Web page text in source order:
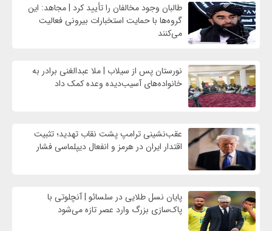
طالبان وجود مخالفان را تأیید کرد | مجاهد: این
گروه‌ها با حمایت استخبارات بیرونی فعالیت
می‌کنند
نورستان پس از سیلاب | ملا عبدالغنی برادر به
خانواده‌های آسیب‌دیده وعده کمک داد
عقب‌نشینی ترامپ پشت نقاب تهدید؛ تثبیت
اقتدار ایران در هرمز و انفعال دیپلماسی فشار
پایان نسل طلایی در سلسائو | آنچلوتی با
پاک‌سازی بزرگ وارد عصر تازه می‌شود